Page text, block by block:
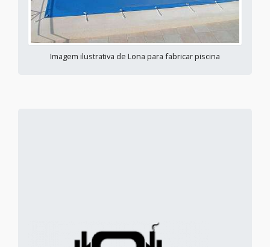
Imagem ilustrativa de Lona para fabricar piscina